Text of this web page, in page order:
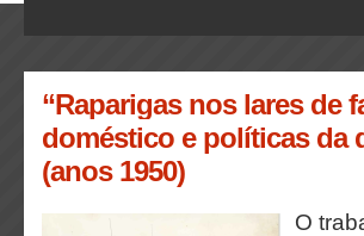
“Raparigas nos lares de
doméstico e políticas da
(anos 1950)
O